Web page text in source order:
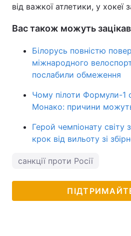
від важкої атлетики, у хокеї
Вас також можуть
Білорусь повністю
міжнародного
послабили обмеження
Чому пілоти Формули-1
Монако: причини
Герой чемпіонату
крок від вильоту зі
санкції проти Росії